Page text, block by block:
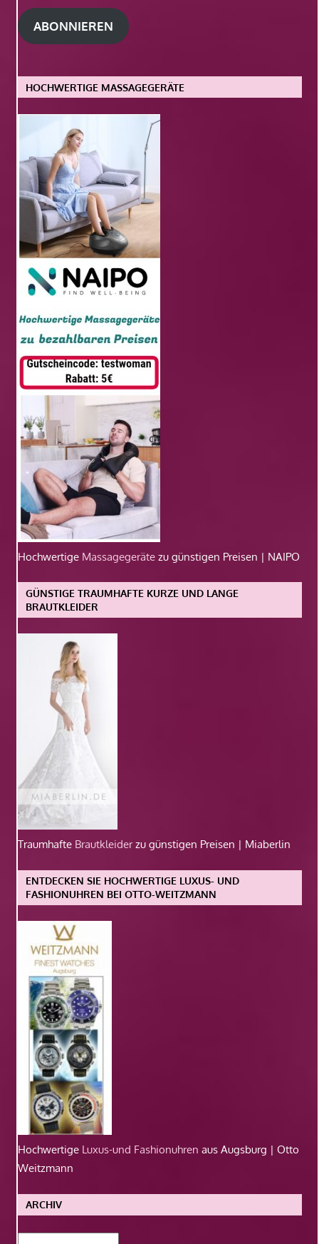
Adresse
ABONNIEREN
HOCHWERTIGE MASSAGEGERÄTE
Hochwertige Massagegeräte zu günstigen Preisen | NAIPO
GÜNSTIGE TRAUMHAFTE KURZE UND LANGE
BRAUTKLEIDER
Traumhafte Brautkleiderzu günstigen Preisen | Miaberlin
ENTDECKEN SIE HOCHWERTIGE LUXUS- UND
FASHIONUHREN BEI OTTO-WEITZMANN
Hochwertige Luxus-und Fashionuhren aus Augsburg | Otto
Weitzmann
ARCHIV